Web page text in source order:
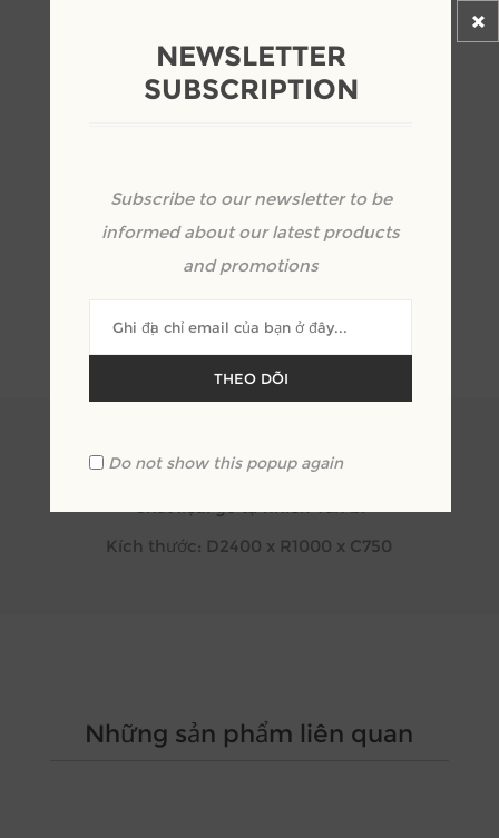
OVERVIEW
REVIEWS
Mã SP: MH_BA.N01
Chất liệu: gỗ tự nhiên Tần bì
Kích thước: D2400 x R1000 x C750
Những sản phẩm liên quan
NEWSLETTER
SUBSCRIPTION
Subscribe to our newsletter to be
informed about our latest products
and promotions
THEO DÕI
Do not show this popup again